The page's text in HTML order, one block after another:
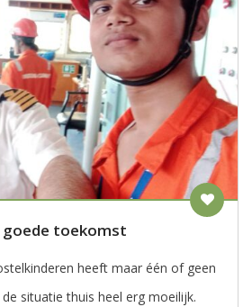
goede toekomst
heeft maar één of geen
situatie thuis heel erg moeilijk.